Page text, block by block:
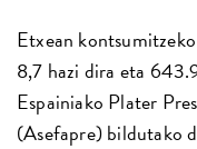
Etxean
8,7 hazi dira eta
Espainiako Plater
(Asefapre) bildutako